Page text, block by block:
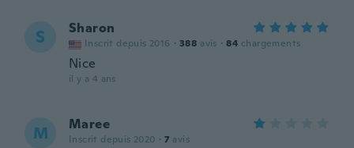
S Sharon
Inscrit depuis 2016 · 388 avis · 84 chargements
Nice
il y a 4 ans
M Maree
Inscrit depuis 2020 · 7 avis